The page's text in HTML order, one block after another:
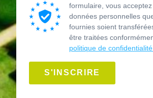
formulaire, vous
données personnelles
fournies soient
être traitées
politique de
S'INSCRIRE